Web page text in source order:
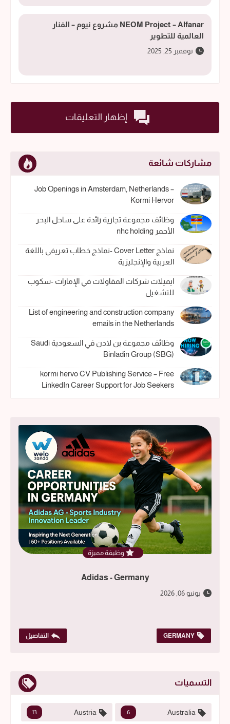
NEOM Project – Alfanar مشروع نيوم – الفنار
العالمية للتطوير
نوفمبر 25, 2025
إظهار التعليقات
مشاركات شائعة
Job Openings in Amsterdam, Netherlands –
Kormi Hervor
وظائف مجموعة تجارية رائدة على ساحل البحر
الأحمر nhc holding
نماذج Cover Letter -نماذج خطاب تعريفي باللغة
العربية والإنجليزية
ايميلات شركات المقاولات في الإمارات -سكوب
للتشغيل
List of engineering and construction company
emails in the Netherlands
وظائف مجموعة بن لادن في السعودية Saudi
Binladin Group (SBG)
kormi hervo CV Publishing Service – Free
LinkedIn Career Support for Job Seekers
وظيفة مميزة
Adidas - Germany
يونيو 06, 2026
GERMANY التفاصيل
التسميات
Australia
6
Austria
13